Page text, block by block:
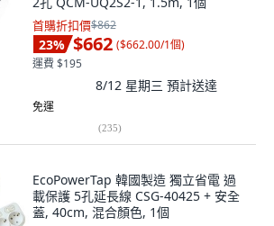
首購折扣價$862
23% $662 ($662.00/1個)
運費 $195
8/12 星期三 預計送達
免運
(235)
EcoPowerTap 韓國製造 獨立省電 過
載保護 5孔延長線 CSG-40425 + 安全
蓋, 40cm, 混合顏色, 1個